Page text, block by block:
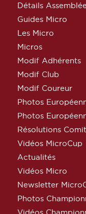
Détails
Guides Micro
Les Micro
Micros
Modif Adhérents
Modif Club
Modif Coureur
Photos
Photos
Résolutions
Vidéos MicroCup
Actualités
Vidéos Micro
Newsletter
Photos
Vidéos